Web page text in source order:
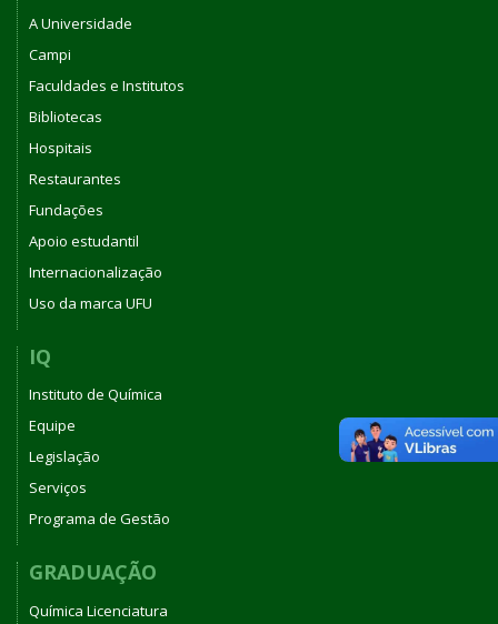
A Universidade
Campi
Faculdades e Institutos
Bibliotecas
Hospitais
Restaurantes
Fundações
Apoio estudantil
Internacionalização
Uso da marca UFU
IQ
Instituto de Química
Equipe
Legislação
Serviços
Programa de Gestão
GRADUAÇÃO
Química Licenciatura